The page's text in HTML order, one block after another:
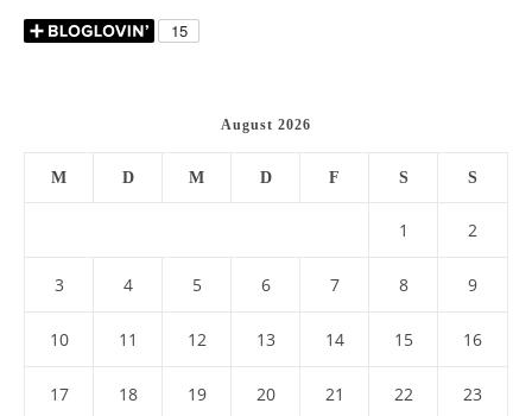
August 2026
M D M D F S S
1 2
3 4 5 6 7 8 9
10 11 12 13 14 15 16
17 18 19 20 21 22 23